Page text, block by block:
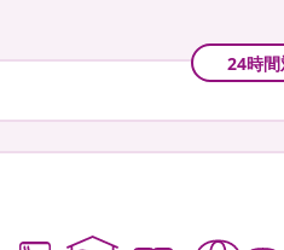
24時